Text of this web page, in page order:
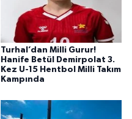
Turhal’dan Milli Gurur!
Hanife Betül Demirpolat 3.
Kez U-15 Hentbol Milli Takım
Kampında